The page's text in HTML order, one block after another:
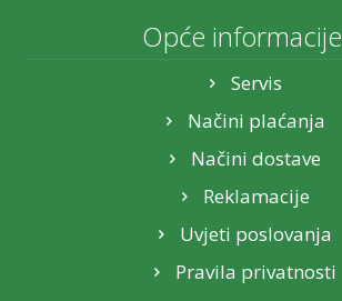
Opće informacije
Servis
Načini plaćanja
Načini dostave
Reklamacije
Uvjeti poslovanja
Pravila privatnosti